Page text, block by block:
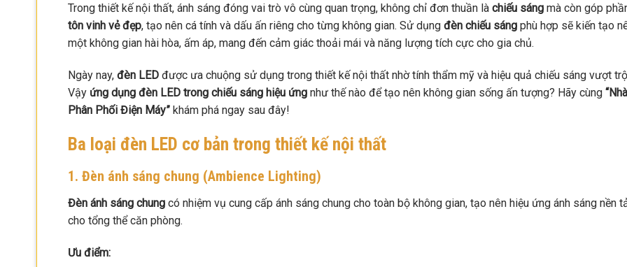
Trong thiết kế nội thất, ánh sáng đóng vai trò vô cùng quan trọng, không chỉ đơn thuần là chiếu sáng mà còn góp
tôn vinh vẻ đẹp, tạo nên cá tính và dấu ấn riêng cho từng không gian. Sử dụng đèn chiếu sáng phù hợp sẽ kiến tạo
một không gian hài hòa, ấm áp, mang đến cảm giác thoải mái và năng lượng tích cực cho gia chủ.
Ngày nay, đèn LED được ưa chuộng sử dụng trong thiết kế nội thất nhờ tính thẩm mỹ và hiệu quả chiếu sáng vượt
Vậy ứng dụng đèn LED trong chiếu sáng hiệu ứng như thế nào để tạo nên không gian sống ấn tượng? Hãy cùng “Nhà
Phân Phối Điện Máy” khám phá ngay sau đây!
Ba loại đèn LED cơ bản trong thiết kế nội thất
1. Đèn ánh sáng chung (Ambience Lighting)
Đèn ánh sáng chung có nhiệm vụ cung cấp ánh sáng chung cho toàn bộ không gian, tạo nên hiệu ứng ánh sáng nền
cho tổng thể căn phòng.
Ưu điểm: